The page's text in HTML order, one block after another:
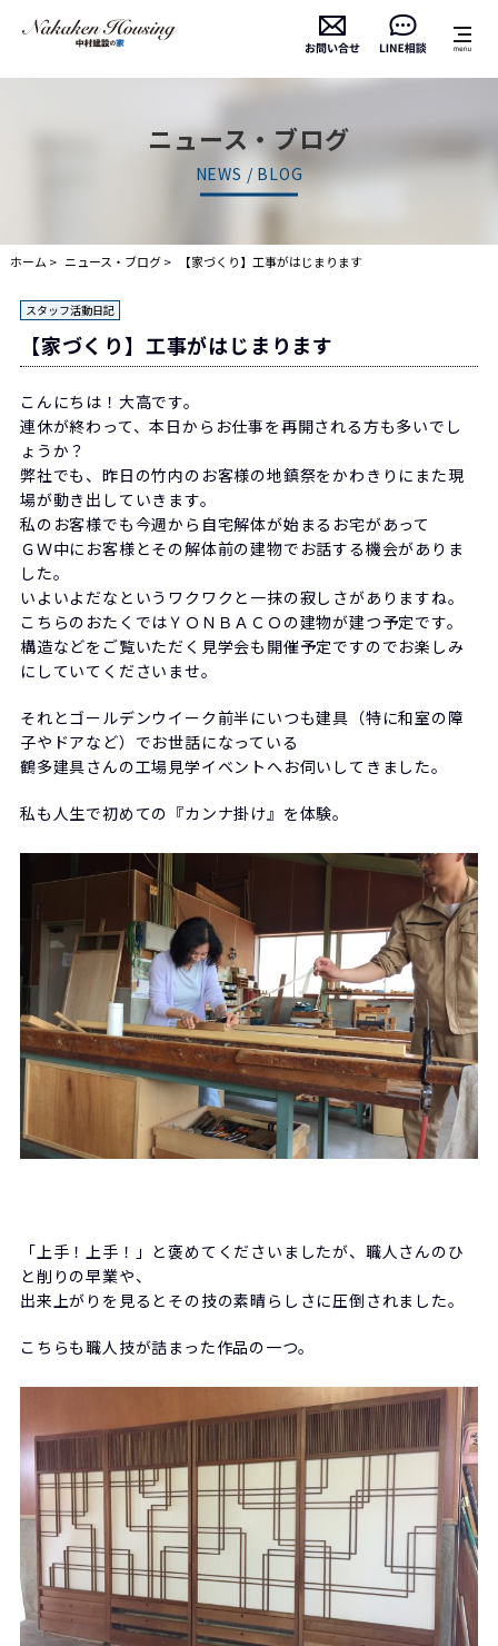
ニュース・ブログ
NEWS / BLOG
ホーム ニュース・ブログ 【家づくり】工事がはじまります
スタッフ活動日記
【家づくり】工事がはじまります
こんにちは！大高です。
連休が終わって、本日からお仕事を再開される方も多いでし
ょうか？
弊社でも、昨日の竹内のお客様の地鎮祭をかわきりにまた現
場が動き出していきます。
私のお客様でも今週から自宅解体が始まるお宅があって
ＧＷ中にお客様とその解体前の建物でお話する機会がありま
した。
いよいよだなというワクワクと一抹の寂しさがありますね。
こちらのおたくではＹＯＮＢＡＣＯの建物が建つ予定です。
構造などをご覧いただく見学会も開催予定ですのでお楽しみ
にしていてくださいませ。
それとゴールデンウイーク前半にいつも建具（特に和室の障
子やドアなど）でお世話になっている
鶴多建具さんの工場見学イベントへお伺いしてきました。
私も人生で初めての『カンナ掛け』を体験。
「上手！上手！」と褒めてくださいましたが、職人さんのひ
と削りの早業や、
出来上がりを見るとその技の素晴らしさに圧倒されました。
こちらも職人技が詰まった作品の一つ。